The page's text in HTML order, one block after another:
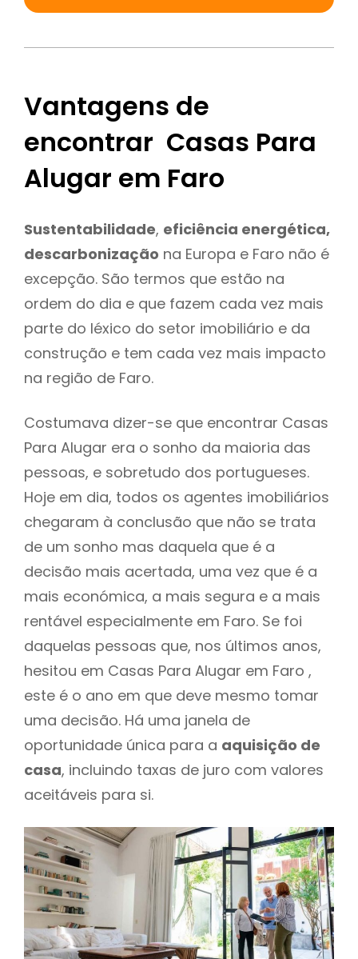
Vantagens de
encontrar Casas Para
Alugar em Faro
Sustentabilidade, eficiência energética,
descarbonização na Europa e Faro não é
excepção. São termos que estão na
ordem do dia e que fazem cada vez mais
parte do léxico do setor imobiliário e da
construção e tem cada vez mais impacto
na região de Faro.
Costumava dizer-se que encontrar Casas
Para Alugar era o sonho da maioria das
pessoas, e sobretudo dos portugueses.
Hoje em dia, todos os agentes imobiliários
chegaram à conclusão que não se trata
de um sonho mas daquela que é a
decisão mais acertada, uma vez que é a
mais económica, a mais segura e a mais
rentável especialmente em Faro. Se foi
daquelas pessoas que, nos últimos anos,
hesitou em Casas Para Alugar em Faro ,
este é o ano em que deve mesmo tomar
uma decisão. Há uma janela de
oportunidade única para a aquisição de
casa, incluindo taxas de juro com valores
aceitáveis para si.